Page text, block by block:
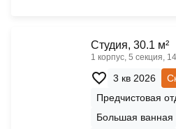
Cтудия, 30.1 м²
1 корпус, 5 секция,
3 кв 2026
Предчистовая
Большая ванная